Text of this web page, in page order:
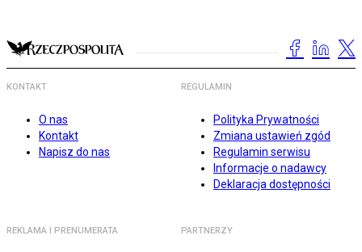
KONTAKT
O nas
Kontakt
Napisz do nas
REGULAMIN
Polityka Prywatności
Zmiana ustawień zgód
Regulamin serwisu
Informacje o nadawcy
Deklaracja dostępności
REKLAMA I PRENUMERATA PARTNERZY